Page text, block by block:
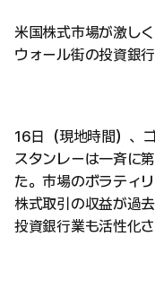
米国株式市場が激し
ウォール街の投資銀
16日（現地時間）、
スタンレーは一斉に
た。市場のボラティ
株式取引の収益が過去
投資銀行業も活性化さ